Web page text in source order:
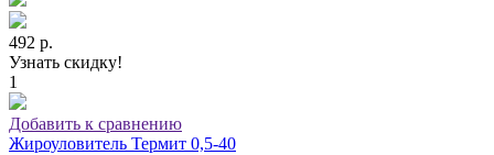
492 р.
Узнать скидку!
1
Добавить к сравнению
Жироуловитель Термит 0,5-40